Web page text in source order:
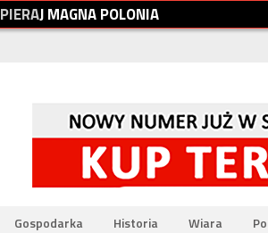
PIERAJMAGNAPOLONIA
Gospodarka Historia Wiara